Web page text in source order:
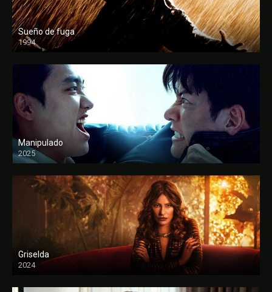
Sueño de fuga
1994
FULL HD
Manipulado
2025
Griselda
2024